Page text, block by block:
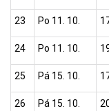
23 Po 11. 10.
24 Po 11. 10.
25 Pá 15. 10.
26 Pá 15. 10.